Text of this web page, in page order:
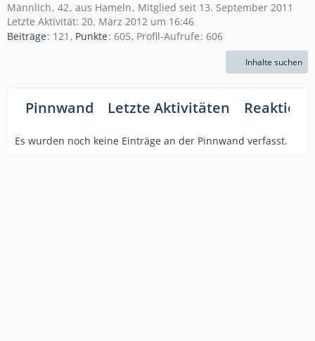
Männlich 42 aus Hameln Mitglied seit 13. September 2011
Letzte Aktivität: 20. März 2012 um 16:46
Beiträge 121 Punkte 605 Profil-Aufrufe 606
Inhalte suchen
Pinnwand Letzte Aktivitäten
Es wurden noch keine Einträge an der Pinnwand verfasst.